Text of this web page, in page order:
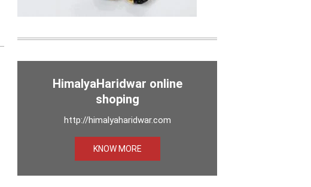
HimalyaHaridwar online
shoping
http://himalyaharidwar.com
KNOW MORE